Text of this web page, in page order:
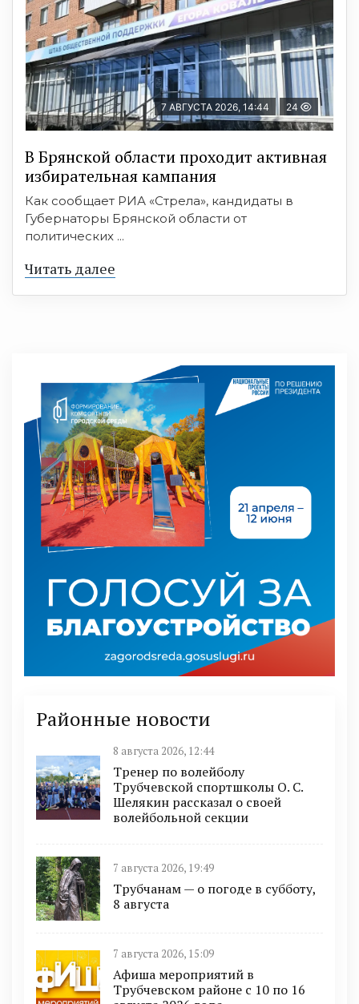
7 АВГУСТА 2026, 14:44 24
В Брянской области проходит активная
избирательная кампания
Как сообщает РИА «Стрела», кандидаты в
Губернаторы Брянской области от
политических ...
Читать далее
Районные новости
8 августа 2026, 12:44
Тренер по волейболу
Трубчевской спортшколы О. С.
Шелякин рассказал о своей
волейбольной секции
7 августа 2026, 19:49
Трубчанам — о погоде в субботу,
8 августа
7 августа 2026, 15:09
Афиша мероприятий в
Трубчевском районе с 10 по 16